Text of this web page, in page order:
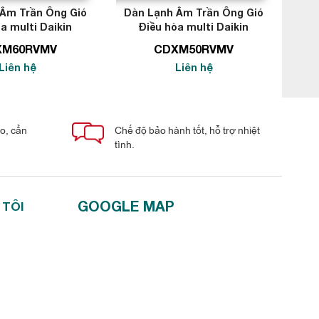
Trần Ông Gió
multi Daikin
hệ
Dàn Lạnh Âm Trần Ông Gió
Điều hòa multi Daikin
CDXM50RVMV
Liên hệ
cẩn
Chế độ bảo hành tốt, hỗ trợ nhiệt
tình.
GOOGLE MAP